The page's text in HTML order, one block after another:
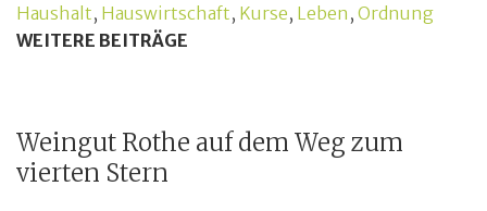
Haushalt, Hauswirtschaft, Kurse, Leben , Ordnung
WEITERE BEITRÄGE
Weingut Rothe auf dem Weg zum
vierten Stern